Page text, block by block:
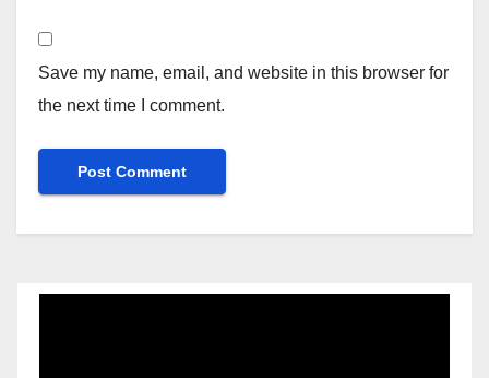
Save my name, email, and website in this browser for
the next time I comment.